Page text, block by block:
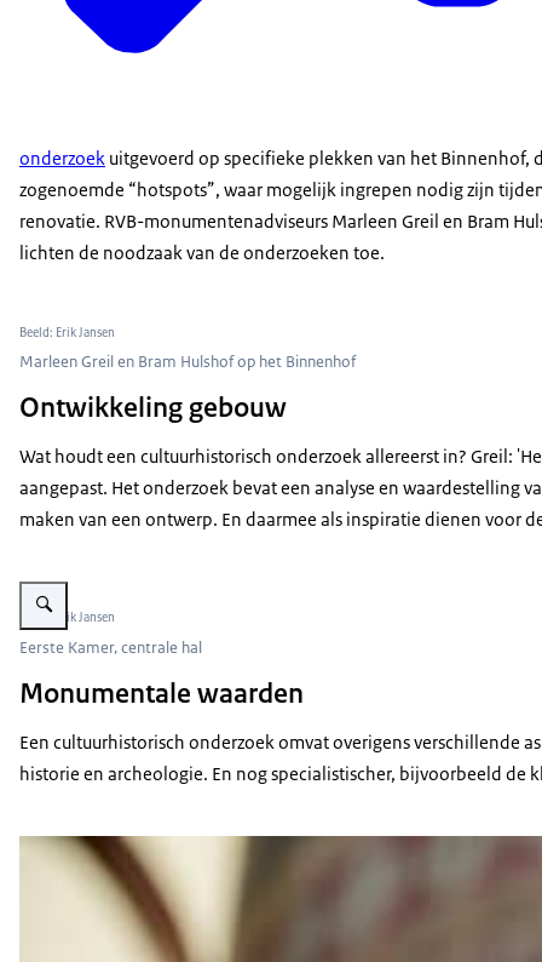
onderzoek uitgevoerd op specifieke plekken van het Binnenhof,
zogenoemde “hotspots”, waar mogelijk ingrepen nodig zijn
renovatie. RVB-monumentenadviseurs Marleen Greil en Bram
lichten de noodzaak van de onderzoeken toe.
Beeld: Erik Jansen
Marleen Greil en Bram Hulshof op het Binnenhof
Ontwikkeling gebouw
Wat houdt een cultuurhistorisch onderzoek allereerst in? Greil:
aangepast. Het onderzoek bevat een analyse en
maken van een ontwerp. En daarmee als inspiratie dienen voor
Vergroot afbeelding Eerste Kamer Centrale hal
Beeld: Erik Jansen
Eerste Kamer, centrale hal
Monumentale waarden
Een cultuurhistorisch onderzoek omvat overigens verschillende
historie en archeologie. En nog specialistischer, bijvoorbeeld de